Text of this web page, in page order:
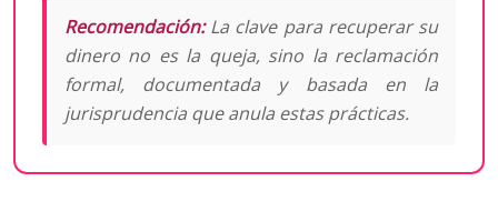
Recomendación:La clave para recuperar su
dinero no es la queja, sino la reclamación
formal, documentada y basada en la
jurisprudencia que anula estas prácticas.